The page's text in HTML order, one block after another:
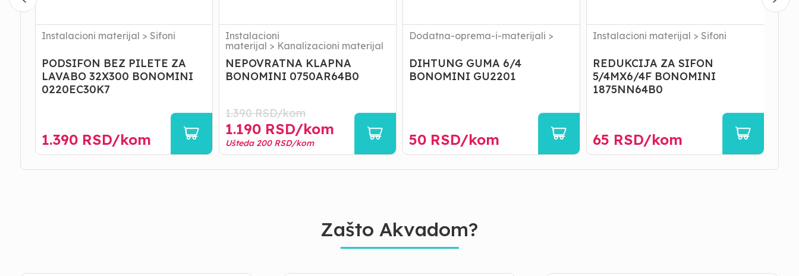
Instalacioni materijal > Sifoni
PODSIFON BEZ PILETE ZA
LAVABO 32X300 BONOMINI
0220EC30K7
1.390RSD/kom
Instalacioni
materijal > Kanalizacioni materijal
NEPOVRATNA KLAPNA
BONOMINI 0750AR64B0
1.390RSD/kom
1.190RSD/kom
Ušteda 200RSD/kom
Dodatna-oprema-i-materijali >
DIHTUNG GUMA 6/4
BONOMINI GU2201
50 RSD/kom
Instalacioni materijal > Sifoni
REDUKCIJA ZA SIFON
5/4MX6/4F BONOMINI
1875NN64B0
65 RSD/kom
Zašto Akvadom?